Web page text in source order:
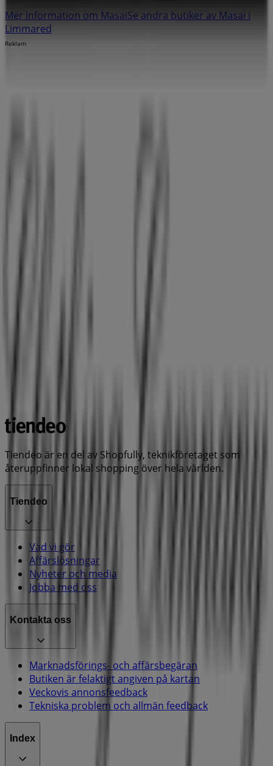
Mer information om MasaiSe andra butiker av Masai i
Limmared
Reklam
Tiendeo är en del av Shopfully, teknikföretaget som
återuppfinner lokal shopping över hela världen.
Tiendeo
Vad vi gör
Affärslösningar
Nyheter och media
Jobba med oss
Kontakta oss
Marknadsförings- och affärsbegäran
Butiken är felaktigt angiven på kartan
Veckovis annonsfeedback
Tekniska problem och allmän feedback
Index